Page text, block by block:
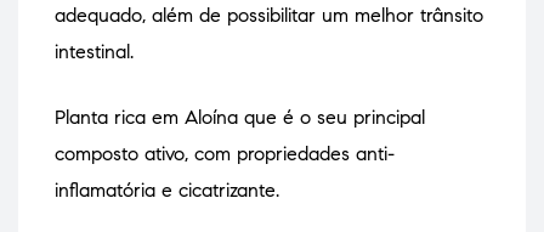
adequado, além de possibilitar um melhor trânsito
intestinal.
Planta rica em Aloína que é o seu principal
composto ativo, com propriedades anti-
inflamatória e cicatrizante.